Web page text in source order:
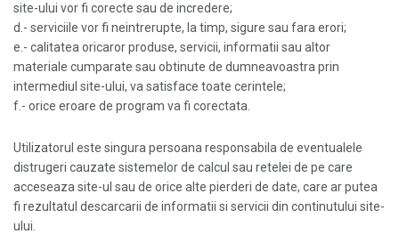
site-ului vor fi corecte sau de incredere;
d.- serviciile vor fi neintrerupte, la timp, sigure sau fara erori;
e.- calitatea oricaror produse, servicii, informatii sau altor
materiale cumparate sau obtinute de dumneavoastra prin
intermediul site-ului, va satisface toate cerintele;
f.- orice eroare de program va fi corectata.
Utilizatorul este singura persoana responsabila de eventualele
distrugeri cauzate sistemelor de calcul sau retelei de pe care
acceseaza site-ul sau de orice alte pierderi de date, care ar putea
fi rezultatul descarcarii de informatii si servicii din continutului site-
ului.